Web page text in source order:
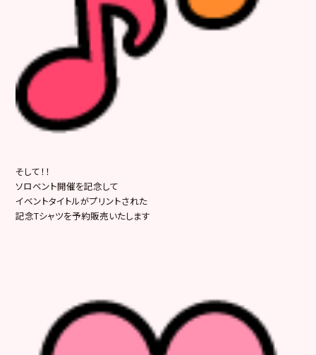
そして！！
ソロベント開催を記念して
イベントタイトルがプリントされた
記念Tシャツを予約販売いたします